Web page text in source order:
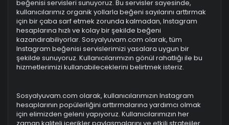
beğenisi servisleri sunuyoruz. Bu servisler sayesinde,
kullanıcılarımız organik yollarla beğeni sayılarını arttırmak
için bir çaba sarf etmek zorunda kalmadan, Instagram
hesaplarına hızlı ve kolay bir şekilde beğeni
kazandırabiliyorlar. Sosyalyuvam.com olarak, tüm
Instagram beğenisi servislerimizi yasalara uygun bir
şekilde sunuyoruz. Kullanıcılarımızın gönül rahatlığı ile bu
hizmetlerimizi kullanabileceklerini belirtmek isteriz.
Sosyalyuvam.com olarak, kullanıcılarımızın Instagram
hesaplarının popülerliğini arttırmalarına yardımcı olmak
için elimizden geleni yapıyoruz. Kullanıcılarımızın her